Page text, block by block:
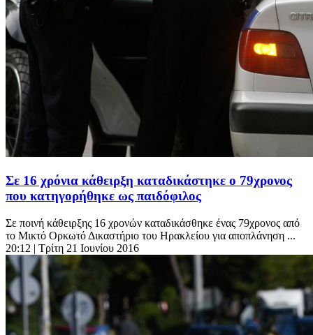
Σε 16 χρόνια κάθειρξη καταδικάστηκε ο 79χρονος
που κατηγορήθηκε ως παιδόφιλος
Σε ποινή κάθειρξης 16 χρονών καταδικάσθηκε ένας 79χρονος από
το Μικτό Ορκωτό Δικαστήριο του Ηρακλείου για αποπλάνηση ...
20:12 | Τρίτη 21 Ιουνίου 2016